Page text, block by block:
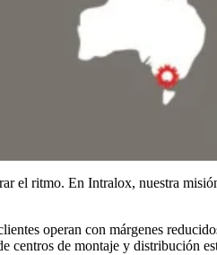
el ritmo. En Intralox, nuestra
operan con márgenes
centros de montaje y distribución